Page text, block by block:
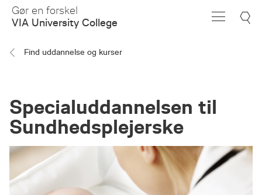
Skip
Main
Gør en forskel
VIA University College
Find uddannelse og kurser
Specialuddannelsen til
Sundhedsplejerske